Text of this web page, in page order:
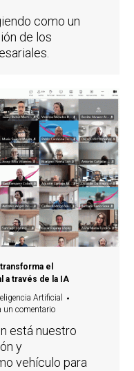
como un
de los
el
a través de la IA
Artificial
un comentario
está nuestro
y
vehículo para